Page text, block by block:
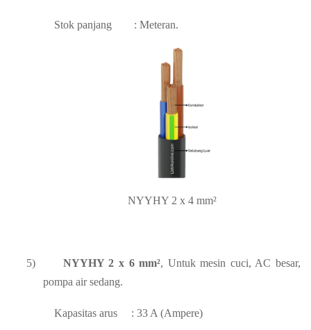
Stok panjang : Meteran.
NYYHY 2 x 4 mm²
5) NYYHY 2 x 6 mm², Untuk mesin cuci, AC besar,
pompa air sedang.
Kapasitas arus : 33 A (Ampere)